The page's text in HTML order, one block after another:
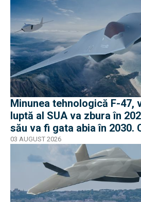
Minunea tehnologică F-47,
luptă al SUA va zbura în
său va fi gata abia în 2030.
03 AUGUST 2026